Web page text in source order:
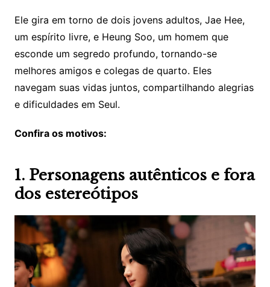
Ele gira em torno de dois jovens adultos, Jae Hee,
um espírito livre, e Heung Soo, um homem que
esconde um segredo profundo, tornando-se
melhores amigos e colegas de quarto. Eles
navegam suas vidas juntos, compartilhando alegrias
e dificuldades em Seul.
Confira os motivos:
1. Personagens autênticos e fora
dos estereótipos